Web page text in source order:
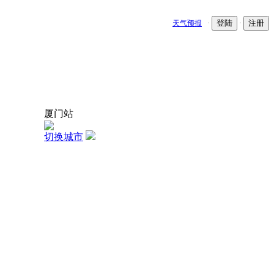
天气预报 · 登陆 · 注册
厦门站
切换城市